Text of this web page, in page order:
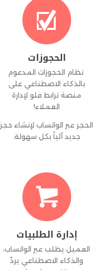

الحجوزات
نظام الحجوزات المدعوم
بالذكاء الاصطناعي على
منصة ترابط فلو لإدارة
العملاء!
الحجر عبر الواتساب لإنشاء حجز
جديد آلياً بكل سهولة.

إدارة الطلبيات
العميل يطلب عبر الواتساب،
والذكاء الاصطناعي يردّ